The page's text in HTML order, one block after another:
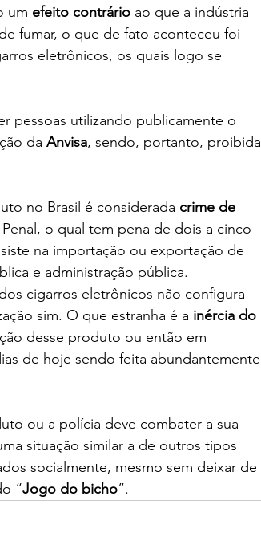
um efeito contrário ao que a indústria
fumar, o que de fato aconteceu foi
eletrônicos, os quais logo se
pessoas utilizando publicamente o
da Anvisa, sendo, portanto, proibida
no Brasil é considerada crime de
o qual tem pena de dois a cinco
na importação ou exportação de
e administração pública.
cigarros eletrônicos não configura
sim. O que estranha é a inércia do
desse produto ou então em
de hoje sendo feita abundantemente
ou a polícia deve combater a sua
situação similar a de outros tipos
socialmente, mesmo sem deixar de
“Jogo do bicho”.